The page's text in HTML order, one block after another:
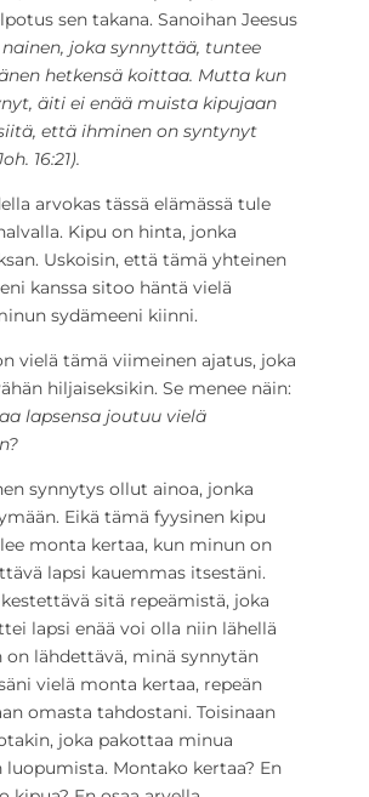
sen takana. Sanoihan Jeesus
nainen, joka synnyttää, tuntee
hetkensä koittaa. Mutta kun
äiti ei enää muista kipujaan
että ihminen on syntynyt
16:21).
arvokas tässä elämässä tule
Kipu on hinta, jonka
Uskoisin, että tämä yhteinen
kanssa sitoo häntä vielä
sydämeeni kiinni.
vielä tämä viimeinen ajatus, joka
hiljaiseksikin. Se menee näin:
lapsensa joutuu vielä
synnytys ollut ainoa, jonka
Eikä tämä fyysinen kipu
monta kertaa, kun minun on
lapsi kauemmas itsestäni.
sitä repeämistä, joka
lapsi enää voi olla niin lähellä
on lähdettävä, minä synnytän
vielä monta kertaa, repeän
omasta tahdostani. Toisinaan
joka pakottaa minua
Montako kertaa? En